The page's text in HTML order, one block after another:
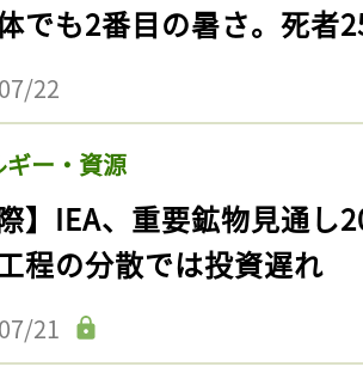
でも2番目の暑さ。死者
22
ギー・資源
際】IEA、重要鉱物見通
程の分散では投資遅れ
21